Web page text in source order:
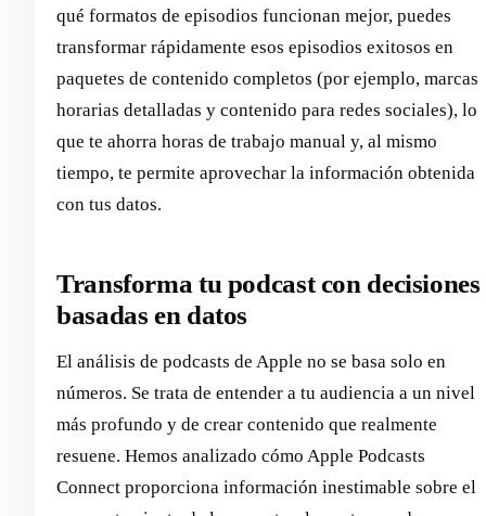
qué formatos de episodios funcionan mejor, puedes
transformar rápidamente esos episodios exitosos en
paquetes de contenido completos (por ejemplo, marcas
horarias detalladas y contenido para redes sociales), lo
que te ahorra horas de trabajo manual y, al mismo
tiempo, te permite aprovechar la información obtenida
con tus datos.
Transforma tu podcast con decisiones
basadas en datos
El análisis de podcasts de Apple no se basa solo en
números. Se trata de entender a tu audiencia a un nivel
más profundo y de crear contenido que realmente
resuene. Hemos analizado cómo Apple Podcasts
Connect proporciona información inestimable sobre el